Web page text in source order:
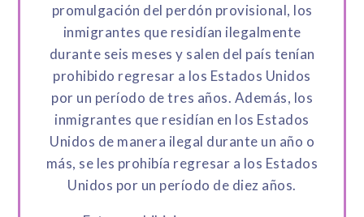
promulgación del perdón provisional, los
inmigrantes que residían ilegalmente
durante seis meses y salen del país tenían
prohibido regresar a los Estados Unidos
por un período de tres años. Además, los
inmigrantes que residían en los Estados
Unidos de manera ilegal durante un año o
más, se les prohibía regresar a los Estados
Unidos por un período de diez años.